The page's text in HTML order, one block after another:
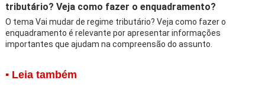
tributário? Veja como fazer o enquadramento?
O tema Vai mudar de regime tributário? Veja como fazer o
enquadramento é relevante por apresentar informações
importantes que ajudam na compreensão do assunto.
▪ Leia também